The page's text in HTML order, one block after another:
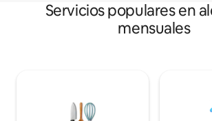
Servicios populares en
mensuales